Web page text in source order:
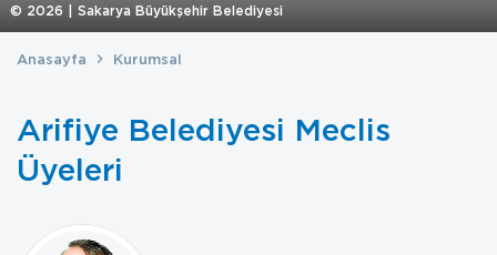
© 2026 | Sakarya Büyükşehir Belediyesi
Anasayfa Kurumsal
Arifiye Belediyesi Meclis
Üyeleri